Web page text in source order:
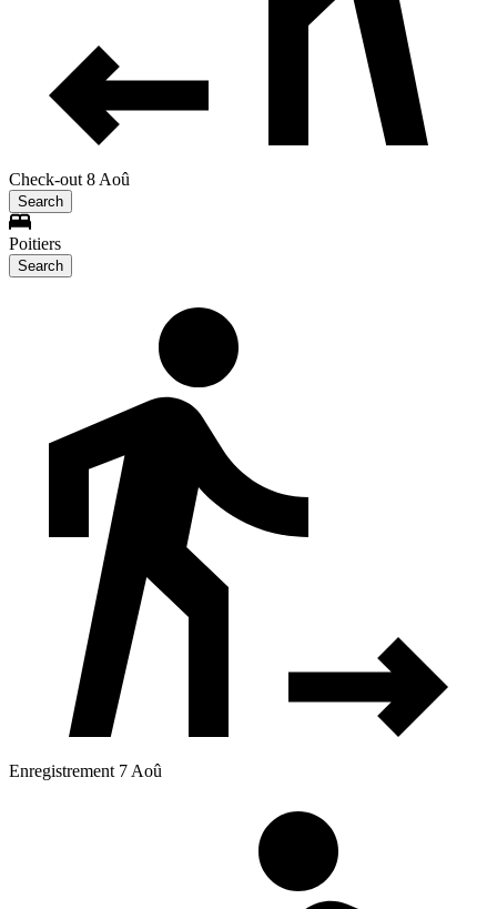
Check-out 8 Aoû
Search
Poitiers
Search
Enregistrement 7 Aoû